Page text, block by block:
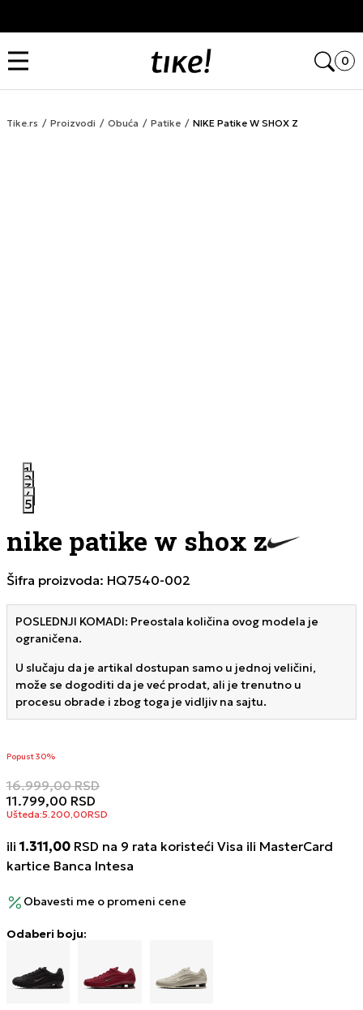
0
Tike.rs Proizvodi Obuća Patike NIKE Patike W SHOX Z
1
2
3
4
5
nike patike w shox z
Šifra proizvoda: HQ7540-002
POSLEDNJI KOMADI: Preostala količina ovog modela je
ograničena.
U slučaju da je artikal dostupan samo u jednoj veličini,
može se dogoditi da je već prodat, ali je trenutno u
procesu obrade i zbog toga je vidljiv na sajtu.
Popust 30%
16.999,00 RSD
11.799,00 RSD
Ušteda:5.200,00RSD
ili 1.311,00 RSD na 9 rata koristeći Visa ili MasterCard
kartice Banca Intesa
Obavesti me o promeni cene
Odaberi boju: